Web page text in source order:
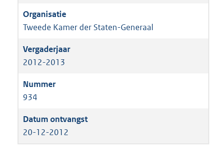
Tweede Kamer der Staten-Generaal
2012-2013
934
20-12-2012